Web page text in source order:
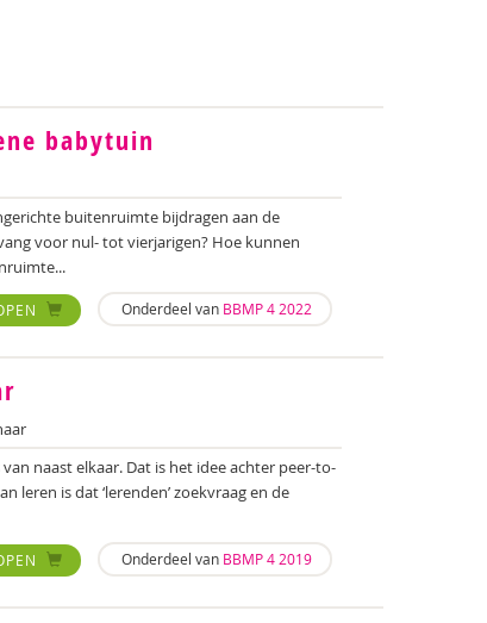
babytuin
buitenruimte bijdragen aan de
voor nul- tot vierjarigen? Hoe kunnen
Onderdeel van BBMP 4 2022
naast elkaar. Dat is het idee achter peer-to-
leren is dat ‘lerenden’ zoekvraag en de
Onderdeel van BBMP 4 2019